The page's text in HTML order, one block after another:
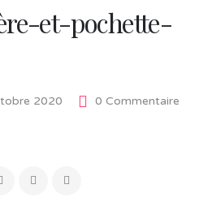
et-pochette-
2020 0 Commentaire